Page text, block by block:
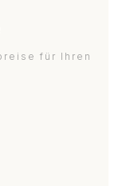
für Ihren